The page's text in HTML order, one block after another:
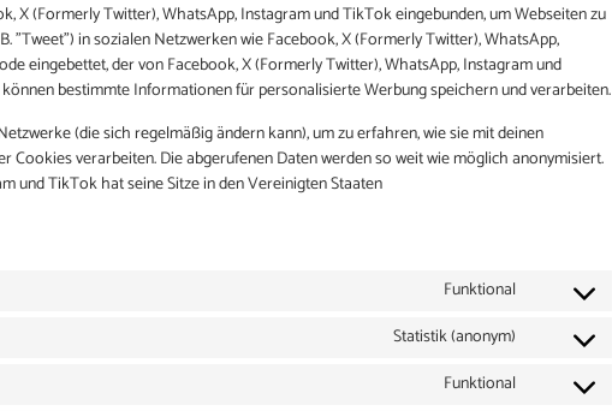
X (Formerly Twitter), WhatsApp, Instagram und TikTok eingebunden, um Webseiten zu
"Tweet") in sozialen Netzwerken wie Facebook, X (Formerly Twitter), WhatsApp,
eingebettet, der von Facebook, X (Formerly Twitter), WhatsApp, Instagram und
bestimmte Informationen für personalisierte Werbung speichern und verarbeiten.
(die sich regelmäßig ändern kann), um zu erfahren, wie sie mit deinen
Cookies verarbeiten. Die abgerufenen Daten werden so weit wie möglich anonymisiert.
und TikTok hat seine Sitze in den Vereinigten Staaten
Funktional
Statistik (anonym)
Funktional